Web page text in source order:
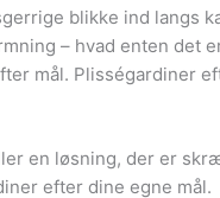
blikke ind langs
– hvad enten det
mål. Plisségardiner
en løsning, der er
efter dine egne mål.